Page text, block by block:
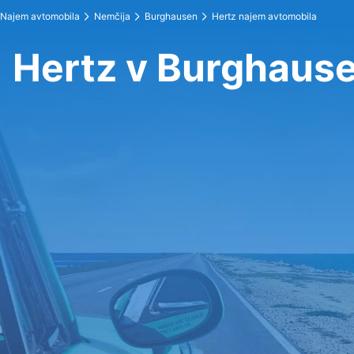
Najem avtomobila Nemčija Burghausen Hertz najem avtomobila
Hertz v